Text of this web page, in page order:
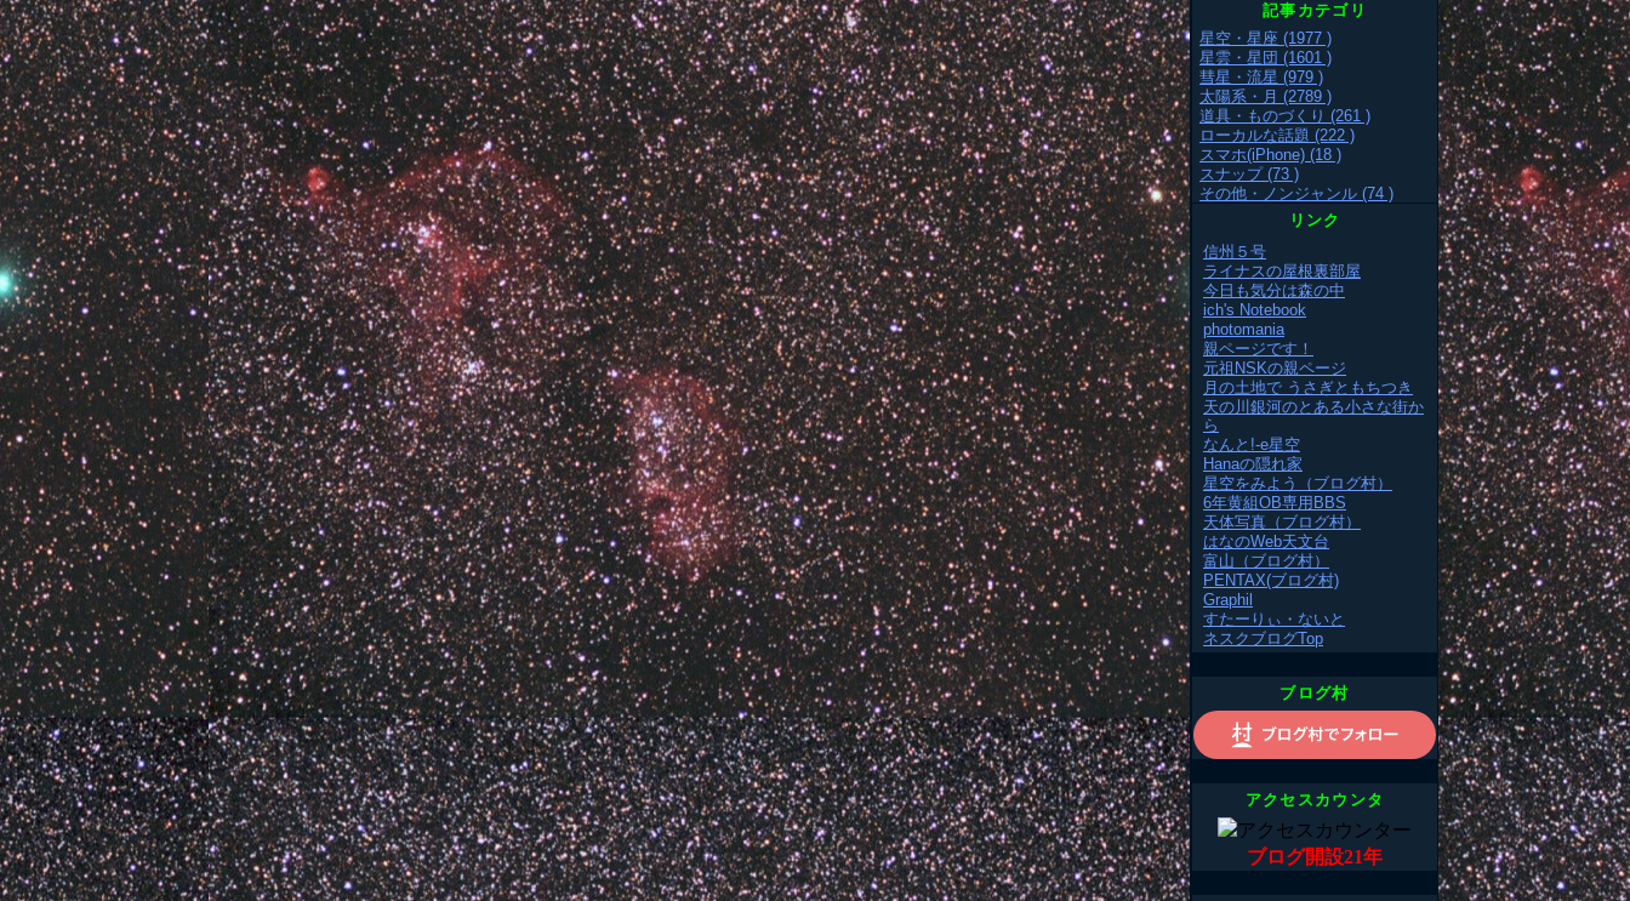
記事カテゴリ
星空・星座 (1977 )
星雲・星団 (1601 )
彗星・流星 (979 )
太陽系・月 (2789 )
道具・ものづくり (261 )
ローカルな話題 (222 )
スマホ(iPhone) (18 )
スナップ (73 )
その他・ノンジャンル (74 )
リンク
信州５号
ライナスの屋根裏部屋
今日も気分は森の中
ich's Notebook
photomania
親ページです！
元祖NSKの親ページ
月の土地で うさぎともちつき
天の川銀河のとある小さな街か
ら
なんと!-e星空
Hanaの隠れ家
星空をみよう（ブログ村）
6年黄組OB専用BBS
天体写真（ブログ村）
はなのWeb天文台
富山（ブログ村）
PENTAX(ブログ村)
Graphil
すたーりぃ・ないと
ネスクブログTop
ブログ村
アクセスカウンタ
ブログ開設21年